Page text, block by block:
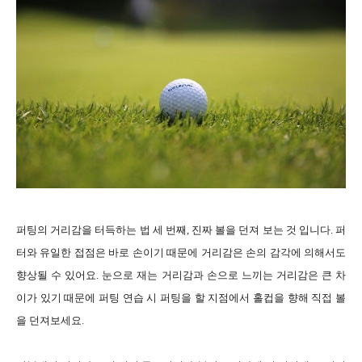
퍼팅의 거리감을 터득하는 법 세 번째, 진짜 볼을 던져 보는 것 입니다. 퍼
터와 유일한 접점은 바로 손이기 때문에 거리감은 손의 감각에 의해서도
향상될 수 있어요. 눈으로 재는 거리감과 손으로 느끼는 거리감은 큰 차
이가 있기 때문에 퍼팅 연습 시 퍼팅을 할 지점에서 홀컵을 향해 직접 볼
을 던져보세요.